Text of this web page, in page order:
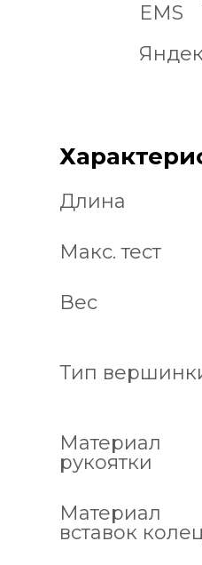
EMS
Длина
Макс. тест
Вес
Тип
Материал
рукоятки
Материал
вставок